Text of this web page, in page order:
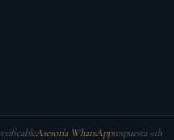
Asesoría WhatsApprespuesta <1h